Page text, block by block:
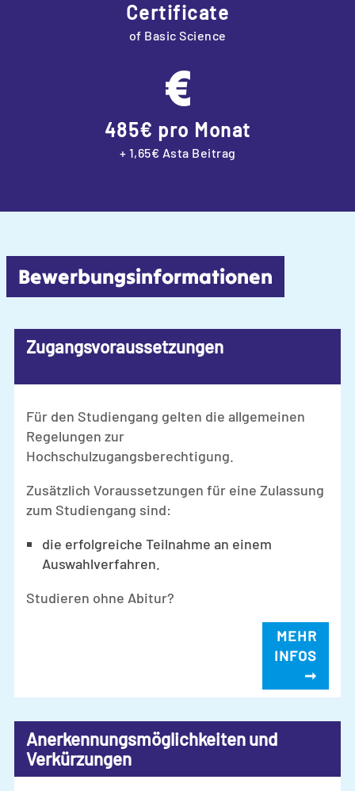
Certificate
of Basic Science
485€ pro Monat
+ 1,65€ Asta Beitrag
Bewerbungsinfor­ma­tionen
Zugangsvoraussetzungen
Für den Studiengang gelten die allgemeinen
Regelungen zur
Hochschulzugangsberechtigung.
Zusätzlich Voraussetzungen für eine Zulassung
zum Studiengang sind:
die erfolgreiche Teilnahme an einem
Auswahlverfahren.
Studieren ohne Abitur?
MEHR
INFOS
➞
Anerkennungsmöglichkeiten und
Verkürzungen